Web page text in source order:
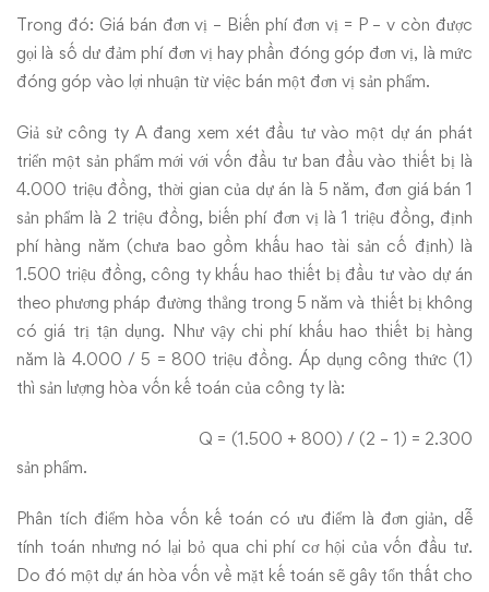
Trong đó: Giá bán đơn vị – Biến phí đơn vị = P – v còn được
gọi là số dư đảm phí đơn vị hay phần đóng góp đơn vị, là mức
đóng góp vào lợi nhuận từ việc bán một đơn vị sản phẩm.
Giả sử công ty A đang xem xét đầu tư vào một dự án phát
triển một sản phẩm mới với vốn đầu tư ban đầu vào thiết bị là
4.000 triệu đồng, thời gian của dự án là 5 năm, đơn giá bán 1
sản phẩm là 2 triệu đồng, biến phí đơn vị là 1 triệu đồng, định
phí hàng năm (chưa bao gồm khấu hao tài sản cố định) là
1.500 triệu đồng, công ty khấu hao thiết bị đầu tư vào dự án
theo phương pháp đường thẳng trong 5 năm và thiết bị không
có giá trị tận dụng. Như vậy chi phí khấu hao thiết bị hàng
năm là 4.000 / 5 = 800 triệu đồng. Áp dụng công thức (1)
thì sản lượng hòa vốn kế toán của công ty là:
Q = (1.500 + 800) / (2 – 1) = 2.300
sản phẩm.
Phân tích điểm hòa vốn kế toán có ưu điểm là đơn giản, dễ
tính toán nhưng nó lại bỏ qua chi phí cơ hội của vốn đầu tư.
Do đó một dự án hòa vốn về mặt kế toán sẽ gây tổn thất cho